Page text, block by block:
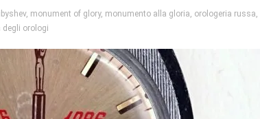
, monument of glory, monumento alla gloria, orologeria russa,
degli orologi